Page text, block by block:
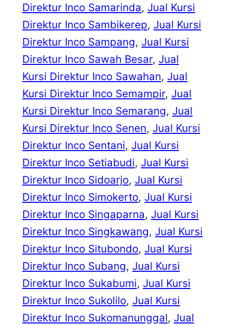
Direktur Inco Samarinda, Jual Kursi
Direktur Inco Sambikerep, Jual Kursi
Direktur Inco Sampang, Jual Kursi
Direktur Inco Sawah Besar, Jual
Kursi Direktur Inco Sawahan, Jual
Kursi Direktur Inco Semampir, Jual
Kursi Direktur Inco Semarang, Jual
Kursi Direktur Inco Senen, Jual Kursi
Direktur Inco Sentani, Jual Kursi
Direktur Inco Setiabudi, Jual Kursi
Direktur Inco Sidoarjo, Jual Kursi
Direktur Inco Simokerto, Jual Kursi
Direktur Inco Singaparna, Jual Kursi
Direktur Inco Singkawang, Jual Kursi
Direktur Inco Situbondo, Jual Kursi
Direktur Inco Subang, Jual Kursi
Direktur Inco Sukabumi, Jual Kursi
Direktur Inco Sukolilo, Jual Kursi
Direktur Inco Sukomanunggal, Jual